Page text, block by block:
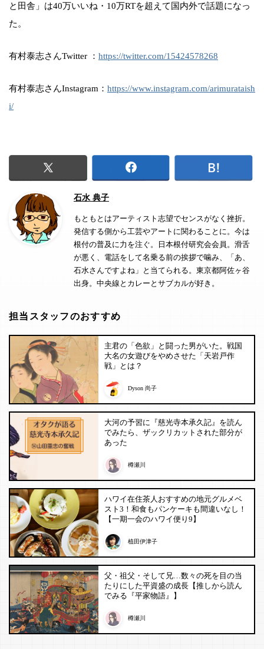
と田舎」は40万いいね・10万RTを超えて国内外で話題になっ
た。
有村泰志さんTwitter ： https://twitter.com/15424578268
有村泰志さんInstagram： https://www.instagram.com/arimurataish
i/
石水 典子
もともとはアーティスト志望でセンスがなく挫折。
発信する側から工芸やアートに関わることに。今は
根付の普及に力を注ぐ。日本根付研究会会員。滑舌
が悪く、電話をして名乗る前の挨拶で噛み、「あ、
石水さんですよね」と当てられる。東京都阿佐ヶ谷
出身。中央線とカレーとサブカルが好き。
担当スタッフのおすすめ
主君の「色欲」と闘った男がいた。戦国
大名の女遊びをやめさせた「天岩戸作
戦」とは？
Dyson 尚子
大河の予習に『慈光寺本承久記』を読ん
でみたら、ザックリカットされた部分が
あった
樽瀬川
ハワイ在住茶人おすすめの地元グルメベ
スト3！和食もパンケーキも間違いなし！
【一期一会のハワイ便り9】
植田伊津子
父・祖父・そして兄…数々の死を目の当
たりにした平資盛の成長【推しから読ん
でみる『平家物語』】
樽瀬川